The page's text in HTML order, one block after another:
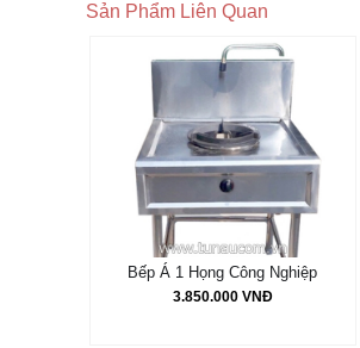
Sản Phẩm Liên Quan
Bếp Á 1 Họng Công Nghiệp
3.850.000 VNĐ